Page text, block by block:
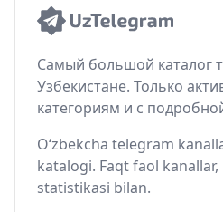
Самый большой каталог
Узбекистане. Только
категориям и с
O‘zbekcha telegram
katalogi. Faqt faol
statistikasi bilan.